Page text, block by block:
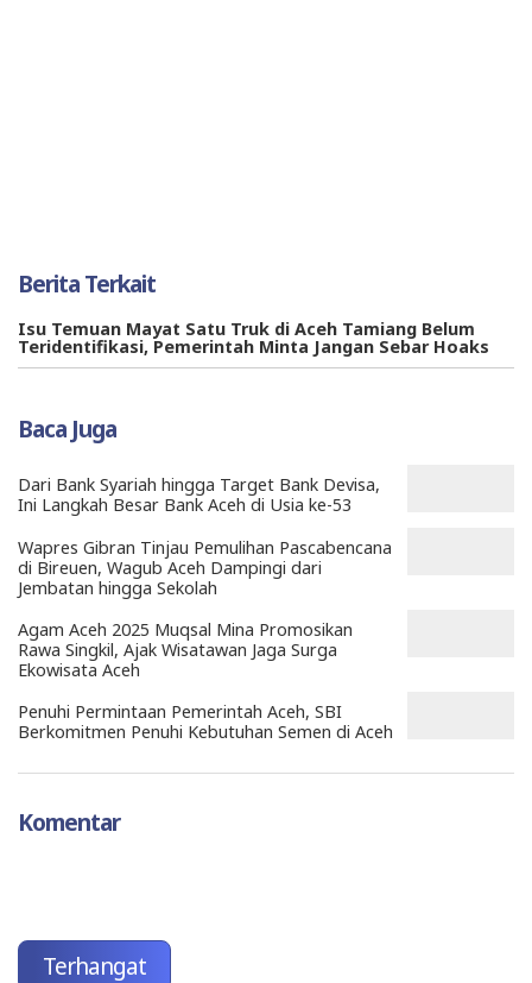
Berita Terkait
Isu Temuan Mayat Satu Truk di Aceh Tamiang Belum
Teridentifikasi, Pemerintah Minta Jangan Sebar Hoaks
Baca Juga
Dari Bank Syariah hingga Target Bank Devisa,
Ini Langkah Besar Bank Aceh di Usia ke-53
Wapres Gibran Tinjau Pemulihan Pascabencana
di Bireuen, Wagub Aceh Dampingi dari
Jembatan hingga Sekolah
Agam Aceh 2025 Muqsal Mina Promosikan
Rawa Singkil, Ajak Wisatawan Jaga Surga
Ekowisata Aceh
Penuhi Permintaan Pemerintah Aceh, SBI
Berkomitmen Penuhi Kebutuhan Semen di Aceh
Komentar
Terhangat